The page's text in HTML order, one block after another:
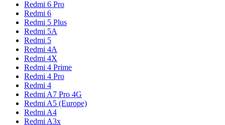
Redmi 6 Pro
Redmi 6
Redmi 5 Plus
Redmi 5A
Redmi 5
Redmi 4A
Redmi 4X
Redmi 4 Prime
Redmi 4 Pro
Redmi 4
Redmi A7 Pro 4G
Redmi A5 (Europe)
Redmi A4
Redmi A3x